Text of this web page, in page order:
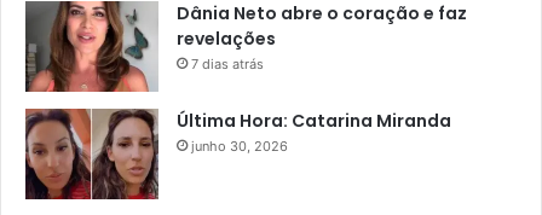
Dânia Neto abre o coração e faz
revelações
7 dias atrás
Última Hora: Catarina Miranda
junho 30, 2026